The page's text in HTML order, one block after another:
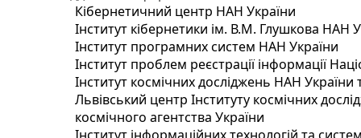
Кібернетичний центр НАН України
Інститут кібернетики ім. В.М. Глушкова НАН
Інститут програмних систем НАН України
Інститут проблем реєстрації інформації
Інститут космічних досліджень НАН України
Львівський центр Інституту космічних
космічного агентства України